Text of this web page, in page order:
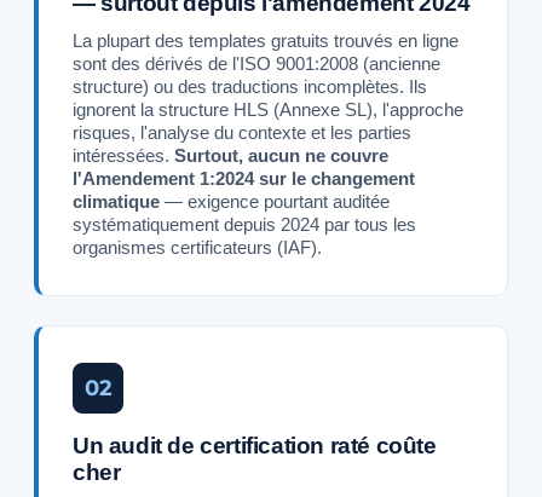
La plupart des templates gratuits trouvés en ligne
sont des dérivés de l'ISO 9001:2008 (ancienne
structure) ou des traductions incomplètes. Ils
ignorent la structure HLS (Annexe SL), l'approche
risques, l'analyse du contexte et les parties
intéressées. Surtout, aucun ne couvre
l'Amendement 1:2024 sur le changement
climatique — exigence pourtant auditée
systématiquement depuis 2024 par tous les
organismes certificateurs (IAF).
02
Un audit de certification raté coûte
cher